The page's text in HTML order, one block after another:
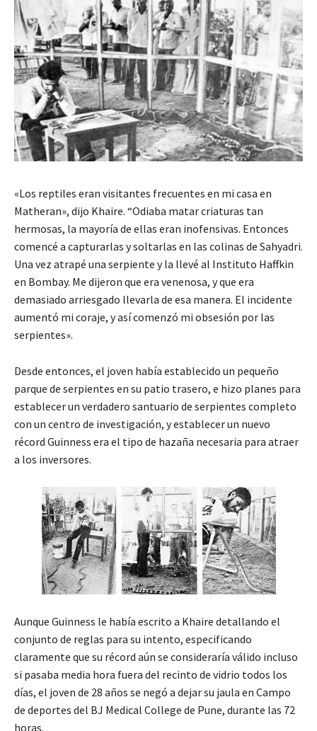
«Los reptiles eran visitantes frecuentes en mi casa en
Matheran», dijo Khaire. “Odiaba matar criaturas tan
hermosas, la mayoría de ellas eran inofensivas. Entonces
comencé a capturarlas y soltarlas en las colinas de Sahyadri.
Una vez atrapé una serpiente y la llevé al Instituto Haffkin
en Bombay. Me dijeron que era venenosa, y que era
demasiado arriesgado llevarla de esa manera. El incidente
aumentó mi coraje, y así comenzó mi obsesión por las
serpientes».
Desde entonces, el joven había establecido un pequeño
parque de serpientes en su patio trasero, e hizo planes para
establecer un verdadero santuario de serpientes completo
con un centro de investigación, y establecer un nuevo
récord Guinness era el tipo de hazaña necesaria para atraer
a los inversores.
Aunque Guinness le había escrito a Khaire detallando el
conjunto de reglas para su intento, especificando
claramente que su récord aún se consideraría válido incluso
si pasaba media hora fuera del recinto de vidrio todos los
días, el joven de 28 años se negó a dejar su jaula en Campo
de deportes del BJ Medical College de Pune, durante las 72
horas.